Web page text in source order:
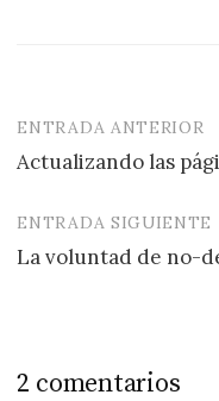
Navegación
de
entradas
ENTRADA ANTERIOR
Actualizando las
ENTRADA SIGUIENTE
La voluntad de no-
2 comentarios